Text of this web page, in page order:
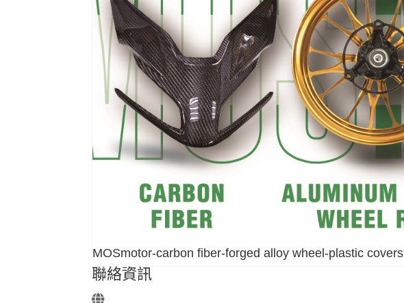
MOSmotor-carbon fiber-forged alloy wheel-plastic covers
聯絡資訊